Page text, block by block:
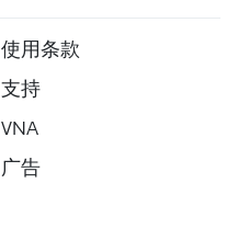
使用条款
支持
VNA
广告